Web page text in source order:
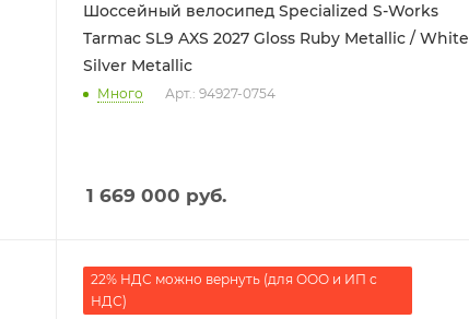
Шоссейный велосипед Specialized S-Works
Tarmac SL9 AXS 2027 Gloss Ruby Metallic / White
Silver Metallic
Много Арт.: 94927-0754
1 669 000 руб.
22% НДС можно вернуть (для ООО и ИП с
НДС)